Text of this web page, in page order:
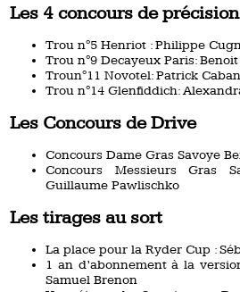
Les 4 concours de précision
Trou n°5 Henriot : Philippe
Trou n°9 Decayeux Paris:
Troun°11 Novotel: Patrick
Trou n°14 Glenfiddich:
Les Concours de Drive
Concours Dame Gras Savoye
Concours Messieurs Gras
Guillaume Pawlischko
Les tirages au sort
La place pour la Ryder Cup :
1 an d’abonnement à la
Samuel Brenon